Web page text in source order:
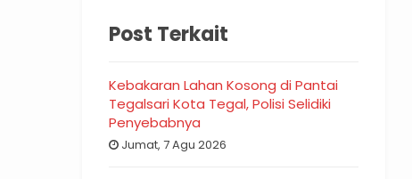
Post Terkait
Kebakaran Lahan Kosong di Pantai
Tegalsari Kota Tegal, Polisi Selidiki
Penyebabnya
Jumat, 7 Agu 2026